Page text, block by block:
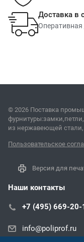
Доставка в
Оперативная
© 2026 Поставка
из нержавеющей
Пользовательское
Версия для
Наши контакты
+7 (495) 669-20-
info@poliprof.ru